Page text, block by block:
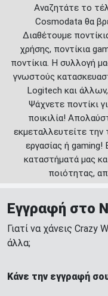
Αναζητάτε το
Cosmodata θα
Διαθέτουμε
χρήσης, ποντίκια
ποντίκια. Η συλλογή
γνωστούς
Logitech και
Ψάχνετε ποντίκι
ποικιλία!
εκμεταλλευτείτε την
εργασίας ή
καταστήματά μας
ποιότητας,
Εγγραφή στο
Γιατί να χάνεις
άλλα;
Κάνε την εγγραφή